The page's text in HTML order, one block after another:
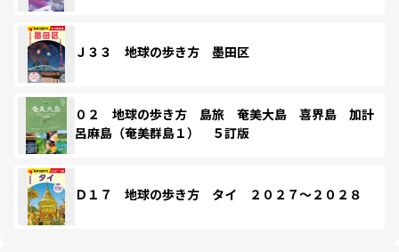
Ｊ３３ 地球の歩き方 墨田区
０２ 地球の歩き方 島旅 奄美大島 喜界島 加計
呂麻島（奄美群島１） ５訂版
Ｄ１７ 地球の歩き方 タイ ２０２７～２０２８